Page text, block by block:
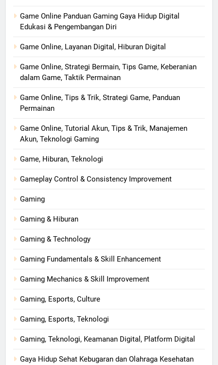
Game Online Panduan Gaming Gaya Hidup Digital
Edukasi & Pengembangan Diri
Game Online, Layanan Digital, Hiburan Digital
Game Online, Strategi Bermain, Tips Game, Keberanian
dalam Game, Taktik Permainan
Game Online, Tips & Trik, Strategi Game, Panduan
Permainan
Game Online, Tutorial Akun, Tips & Trik, Manajemen
Akun, Teknologi Gaming
Game, Hiburan, Teknologi
Gameplay Control & Consistency Improvement
Gaming
Gaming & Hiburan
Gaming & Technology
Gaming Fundamentals & Skill Enhancement
Gaming Mechanics & Skill Improvement
Gaming, Esports, Culture
Gaming, Esports, Teknologi
Gaming, Teknologi, Keamanan Digital, Platform Digital
Gaya Hidup Sehat Kebugaran dan Olahraga Kesehatan